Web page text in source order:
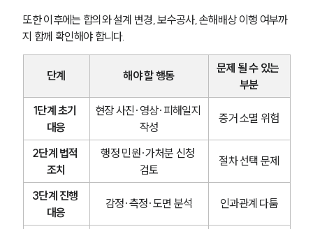
또한 이후에는 합의와 설계 변경, 보수공사, 손해배상 이행 여부까
지 함께 확인해야 합니다.
단계 해야 할 행동
문제 될 수 있는
부분
1단계 초기
대응
현장 사진·영상·피해일지
작성
증거 소멸 위험
2단계 법적
조치
행정 민원·가처분 신청
검토
절차 선택 문제
3단계 진행
대응
감정·측정·도면 분석 인과관계 다툼